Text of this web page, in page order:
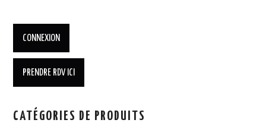
CATÉGORIES DE PRODUITS